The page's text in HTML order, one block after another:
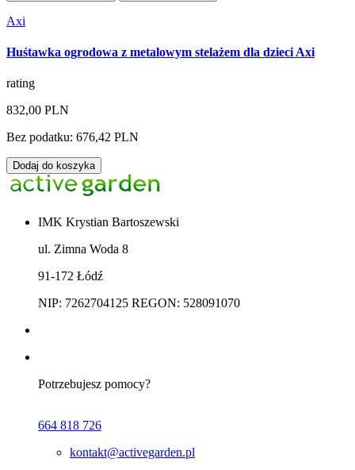
Axi
Huśtawka ogrodowa z metalowym stelażem dla dzieci Axi
rating
832,00 PLN
Bez podatku: 676,42 PLN
Dodaj do koszyka
IMK Krystian Bartoszewski
ul. Zimna Woda 8
91-172 Łódź
NIP: 7262704125 REGON: 528091070
Potrzebujesz pomocy?
664 818 726
kontakt@activegarden.pl